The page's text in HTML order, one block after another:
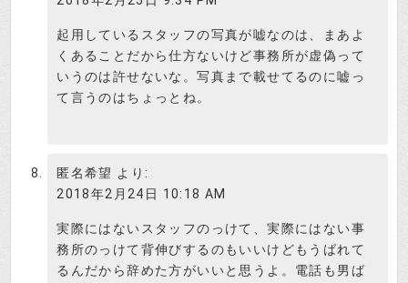
検証さつき
投資はじめ
クレームがついたんでしょうね。
投資はじめ
そういうのＯＫな契約だと思いま
す。
起用しているスタッフの写真が嘘なのは、まあよ
くあることだから仕方ないけど事務所が虚偽って
いうのは許せないな。写真まで載せてるのに嘘っ
て言うのはちょっとね。
匿名希望 より:
2018年2月24日 10:18 AM
実際にはないスタッフのっけて、実際にはない事
務所のっけて背伸びするのもいいけどもうばれて
るんだから辞めた方がいいと思うよ。電話も男ば